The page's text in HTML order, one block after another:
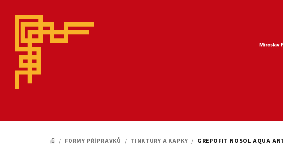
DOMŮ
/ FORMY PŘÍPRAVKŮ / TINKTURY A KAPKY / GREPOFIT NOSOL AQUA